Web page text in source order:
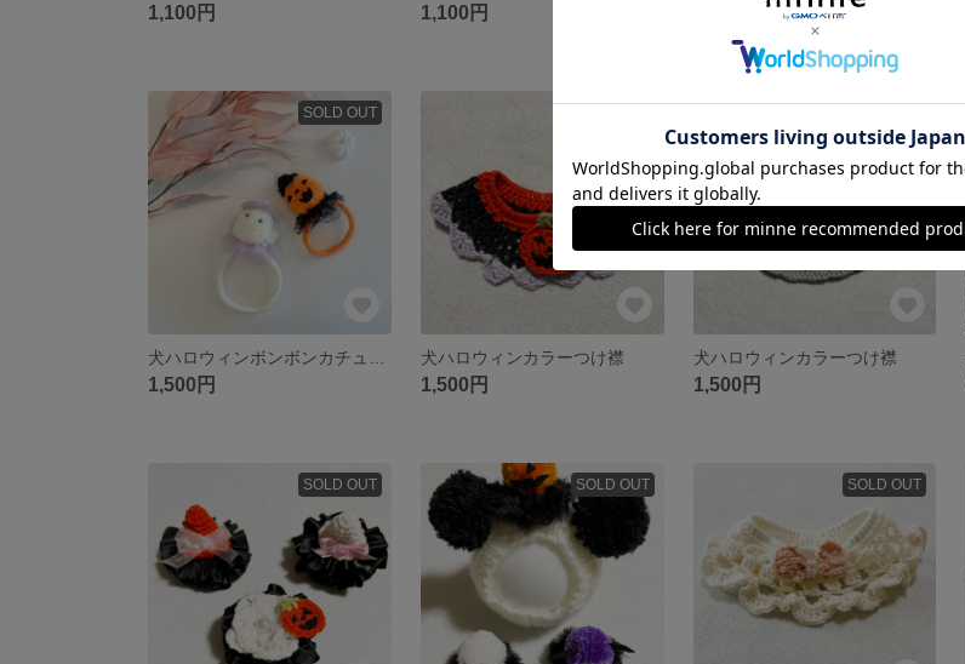
1,100円 1,100円
SOLD OUT
1,500円
犬ハロウィンカラーつけ襟
1,500円
犬ハロウィンカラーつけ襟
1,500円
SOLD OUT SOLD OUT SOLD OUT